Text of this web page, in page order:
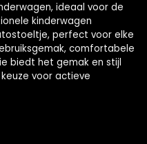
ideaal voor de
kinderwagen
perfect voor elke
comfortabele
biedt het gemak en stijl
voor actieve